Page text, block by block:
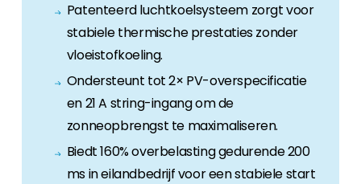
Patenteerd luchtkoelsysteem zorgt voor
stabiele thermische prestaties zonder
vloeistofkoeling.
Ondersteunt tot 2× PV-overspecificatie
en 21 A string-ingang om de
zonneopbrengst te maximaliseren.
Biedt 160% overbelasting gedurende 200
ms in eilandbedrijf voor een stabiele start